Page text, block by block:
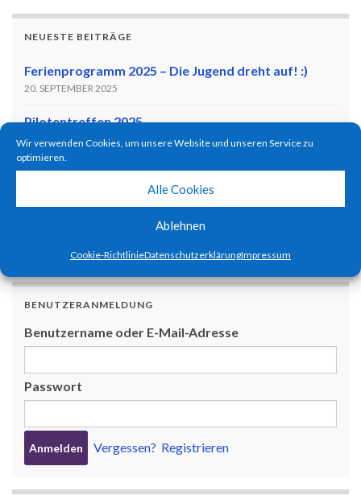
Wir verwenden Cookies, um unsere Website und unseren Service zu
optimieren.
Alle Cookies
Ablehnen
Cookie-RichtlinieDatenschutzerklärungImpressum
NEUESTE BEITRÄGE
Ferienprogramm 2025 – Die Jugend dreht auf! :)
20. SEPTEMBER 2025
Pilotentreffen 2025
11. JULI 2025
Ferienprogramm 2024 – Kids become pilots!
Flugtag zum 65-Jährigen Jubiläum!
BENUTZERANMELDUNG
Benutzername oder E-Mail-Adresse
Passwort
Vergessen? Registrieren